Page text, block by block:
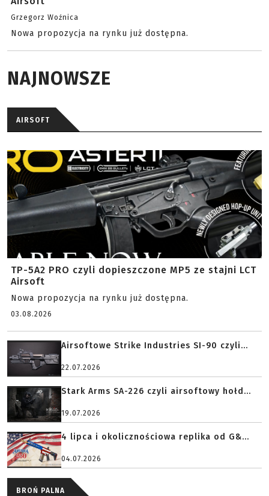
Grzegorz Woźnica
Nowa propozycja na rynku już dostępna.
NAJNOWSZE
AIRSOFT
TP-5A2 PRO czyli dopieszczone MP5 ze stajni LCT
Airsoft
Nowa propozycja na rynku już dostępna.
03.08.2026
Airsoftowe Strike Industries SI-90 czyli...
22.07.2026
Stark Arms SA-226 czyli airsoftowy hołd...
19.07.2026
4 lipca i okolicznościowa replika od G&...
04.07.2026
BROŃ PALNA